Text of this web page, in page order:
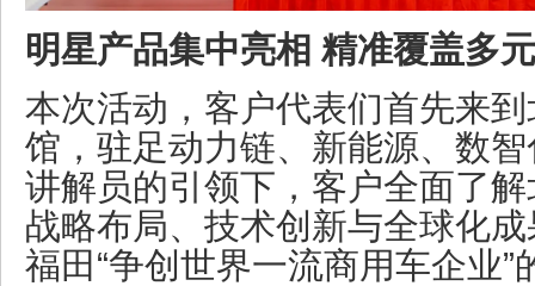
明星产品集中亮相 精准覆盖多
本次活动，客户代表们首先来
馆，驻足动力链、新能源、数
讲解员的引领下，客户全面了
战略布局、技术创新与全球化
福田“争创世界一流商用车企业”